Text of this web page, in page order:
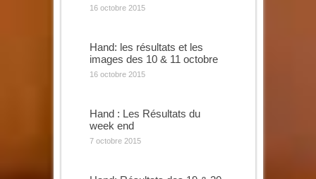
16 octobre 2015
Hand: les résultats et les
images des 10 & 11 octobre
16 octobre 2015
Hand : Les Résultats du
week end
7 octobre 2015